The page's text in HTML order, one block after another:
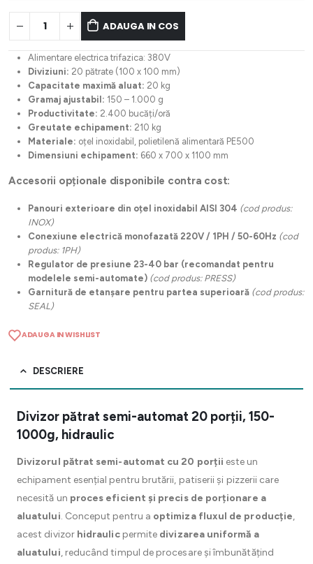
ADAUGA IN COS
Alimentare electrica trifazica: 380V
Diviziuni: 20 pătrate (100 x 100 mm)
Capacitate maximă aluat: 20 kg
Gramaj ajustabil: 150 – 1.000 g
Productivitate: 2.400 bucăți/oră
Greutate echipament: 210 kg
Materiale: oțel inoxidabil, polietilenă alimentară PE500
Dimensiuni echipament: 660 x 700 x 1100 mm
Accesorii opționale disponibile contra cost:
Panouri exterioare din oțel inoxidabil AISI 304 (cod produs:
INOX)
Conexiune electrică monofazată 220V / 1PH / 50-60Hz (cod
produs: 1PH)
Regulator de presiune 23-40 bar (recomandat pentru
modelele semi-automate) (cod produs: PRESS)
Garnitură de etanșare pentru partea superioară (cod produs:
SEAL)
ADAUGA IN WISHLIST
DESCRIERE
Divizor pătrat semi-automat 20 porții, 150-
1000g, hidraulic
Divizorul pătrat semi-automat cu 20 porții este un
echipament esențial pentru brutării, patiserii și pizzerii care
necesită un proces eficient și precis de porționare a
aluatului. Conceput pentru a optimiza fluxul de producție,
acest divizor hidraulicpermite divizarea uniformă a
aluatului, reducând timpul de procesare și îmbunătățind